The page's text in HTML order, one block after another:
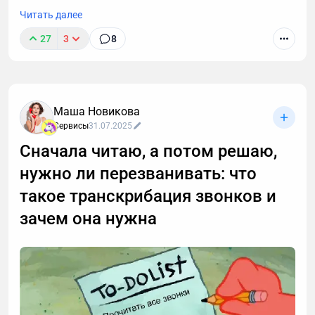
Читать далее
27 3 8
Маша Новикова
Сервисы31.07.2025
Сначала читаю, а потом решаю,
нужно ли перезванивать: что
такое транскрибация звонков и
зачем она нужна